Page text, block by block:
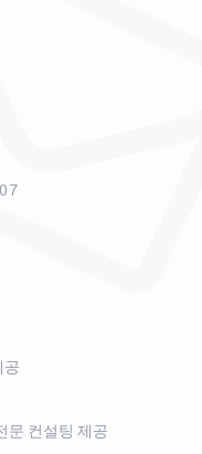
공
문 컨설팅 제공